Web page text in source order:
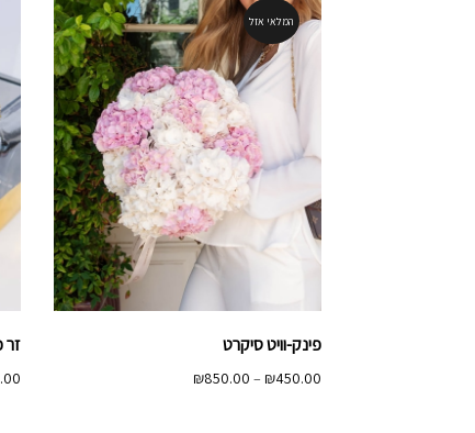
המלאי אזל
פינק-וויט סיקרט
₪450.00
–
₪850.00
זר